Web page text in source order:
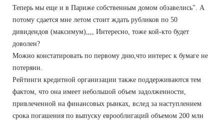
Теперь мы еще и в Париже собственным домом обзавелись". А
потому сдается мне летом стоит ждать рубликов по 50
дивидендов (максимум),,,, Интересно, тоже кой-кто будет
доволен?
Можно констатировать по первому дню,что интерес к бумаге не
потерянн.
Рейтинги кредитной организации также поддерживаются тем
фактом, что она имеет небольшой объем задолженности,
привлеченной на финансовых рынках, вслед за наступлением
срока погашения по выпуску еврооблигаций объемом 200 млн